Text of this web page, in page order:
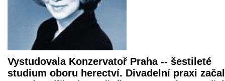
Vystudovala Konzervatoř Praha -- šestileté
studium oboru herectví. Divadelní praxi